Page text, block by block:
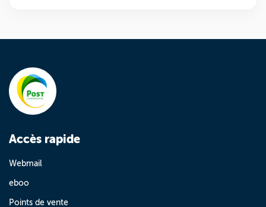
Accès rapide
Webmail
eboo
Points de vente